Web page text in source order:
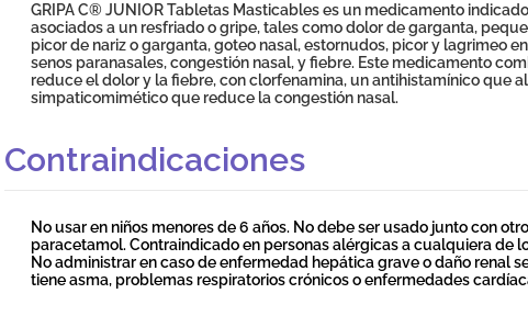
GRIPA C® JUNIOR Tabletas Masticables es un medicamento
asociados a un resfriado o gripe, tales como dolor de garganta,
picor de nariz o garganta, goteo nasal, estornudos, picor y lagrimeo
senos paranasales, congestión nasal, y fiebre. Este medicamento
reduce el dolor y la fiebre, con clorfenamina, un antihistamínico que
simpaticomimético que reduce la congestión nasal.
Contraindicaciones
No usar en niños menores de 6 años. No debe ser usado junto con
paracetamol. Contraindicado en personas alérgicas a cualquiera de
No administrar en caso de enfermedad hepática grave o daño renal
tiene asma, problemas respiratorios crónicos o enfermedades